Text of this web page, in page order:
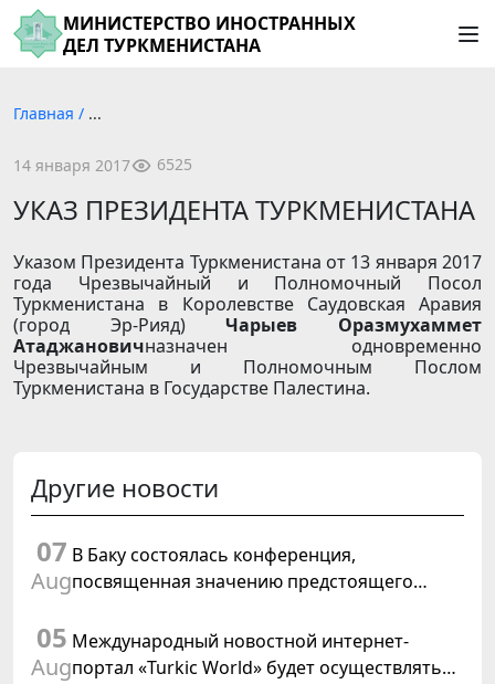
МИНИСТЕРСТВО ИНОСТРАННЫХ
ДЕЛ ТУРКМЕНИСТАНА
Главная / ...
14 января 2017 6525
УКАЗ ПРЕЗИДЕНТА ТУРКМЕНИСТАНА
Указом Президента Туркменистана от 13 января 2017
года Чрезвычайный и Полномочный Посол
Туркменистана в Королевстве Саудовская Аравия
(город Эр-Рияд)Чарыев Оразмухаммет
Атаджановичназначен одновременно
Чрезвычайным и Полномочным Послом
Туркменистана в Государстве Палестина.
Другие новости
07
Aug
В Баку состоялась конференция,
посвященная значению предстоящего
резолюции ООН «Год международного
права, 2028»
05
Aug
Международный новостной интернет-
портал «Turkic World» будет осуществлять